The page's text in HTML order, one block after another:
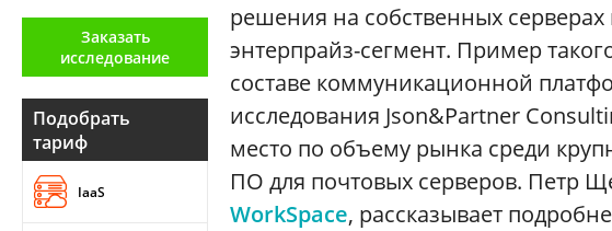
Аналитика
Техника
Заказать
исследование
Подобрать
тариф
IaaS
решения на собственных серверах
энтерпрайз-сегмент. Пример
составе коммуникационной
исследования Json&Partner
место по объему рынка среди
ПО для почтовых серверов. Петр
WorkSpace, рассказывает